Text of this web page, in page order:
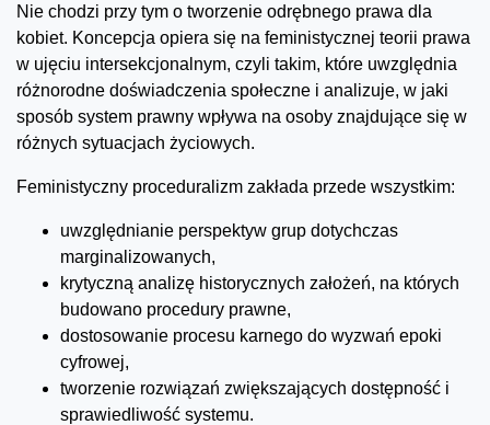
Nie chodzi przy tym o tworzenie odrębnego prawa dla
kobiet. Koncepcja opiera się na feministycznej teorii prawa
w ujęciu intersekcjonalnym, czyli takim, które uwzględnia
różnorodne doświadczenia społeczne i analizuje, w jaki
sposób system prawny wpływa na osoby znajdujące się w
różnych sytuacjach życiowych.
Feministyczny proceduralizm zakłada przede wszystkim:
uwzględnianie perspektyw grup dotychczas
marginalizowanych,
krytyczną analizę historycznych założeń, na których
budowano procedury prawne,
dostosowanie procesu karnego do wyzwań epoki
cyfrowej,
tworzenie rozwiązań zwiększających dostępność i
sprawiedliwość systemu.